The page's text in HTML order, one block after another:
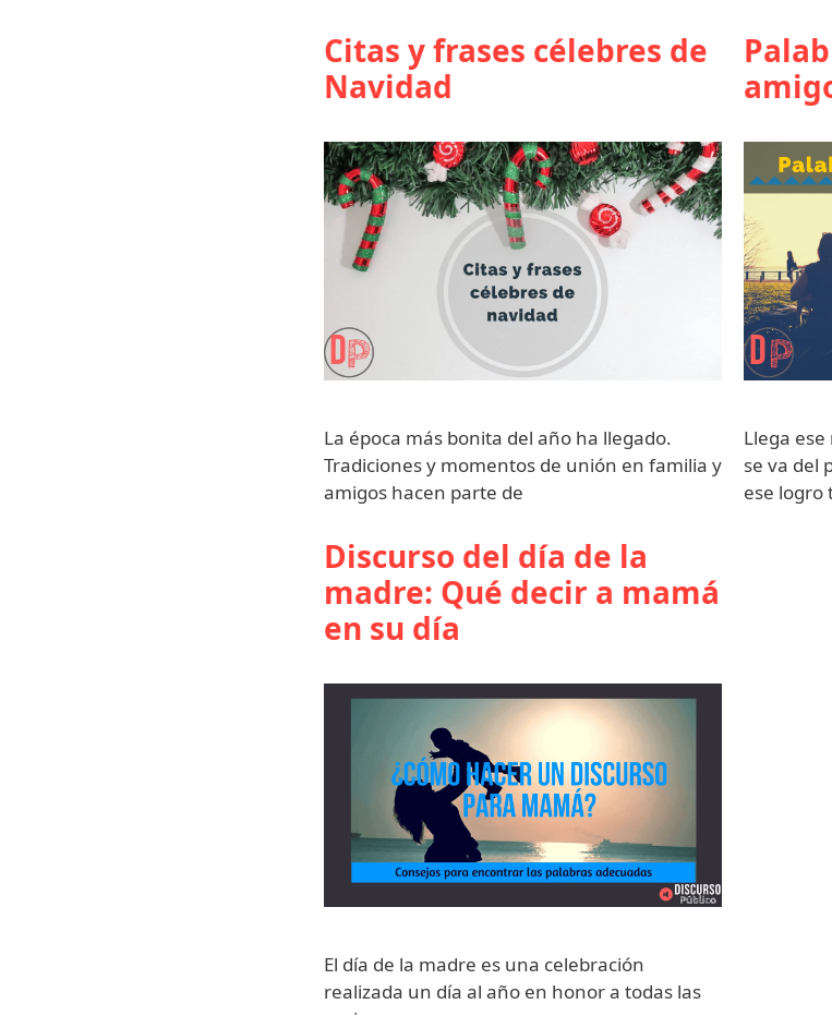
Citas y frases célebres de
Navidad
La época más bonita del año ha llegado.
Tradiciones y momentos de unión en familia y
amigos hacen parte de
Llega
se va del
ese logro
Discurso del día de la
madre: Qué decir a mamá
en su día
El día de la madre es una celebración
realizada un día al año en honor a todas las